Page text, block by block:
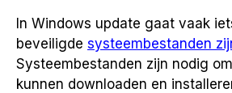
In Windows update gaat vaak
beveiligde systeembestanden
Systeembestanden zijn nodig
kunnen downloaden en